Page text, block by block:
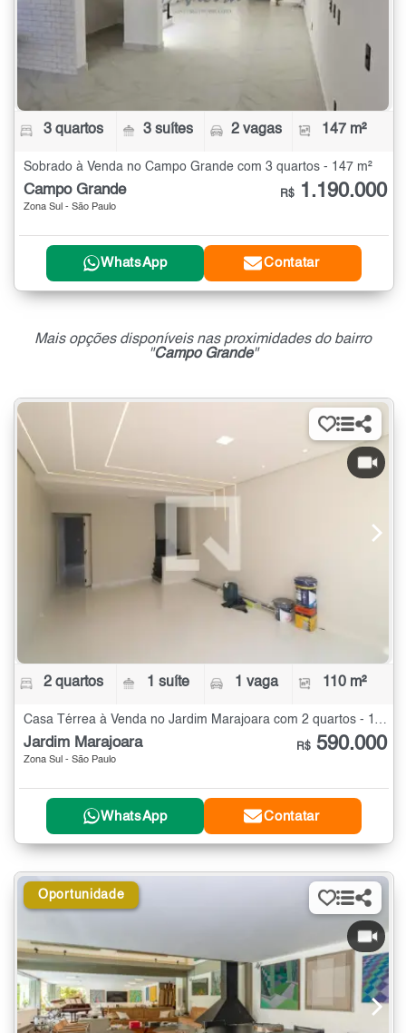
3 quartos 3 suítes 2 vagas 147 m²
Sobrado à Venda no Campo Grande com 3 quartos - 147 m²
Campo Grande
Zona Sul - São Paulo
R$ 1.190.000
WhatsApp Contatar
Mais opções disponíveis nas proximidades do bairro
"Campo Grande"
2 quartos 1 suíte 1 vaga 110 m²
Casa Térrea à Venda no Jardim Marajoara com 2 quartos - 110 m²
Jardim Marajoara
Zona Sul - São Paulo
R$ 590.000
WhatsApp Contatar
Oportunidade